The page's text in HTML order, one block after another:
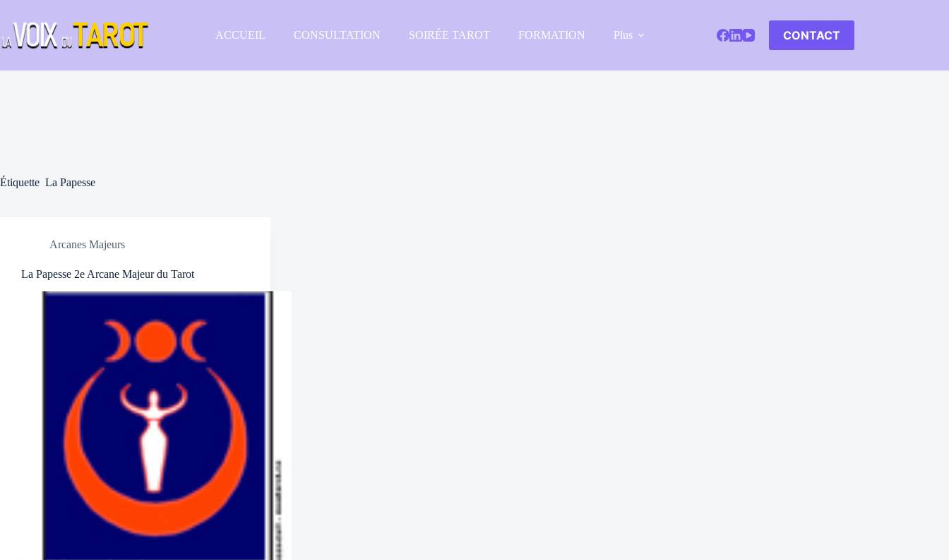
contenu
ACCUEIL CONSULTATION SOIRÉE TAROT FORMATION Plus CONTACT
Étiquette La Papesse
Arcanes Majeurs
La Papesse 2e Arcane Majeur du Tarot